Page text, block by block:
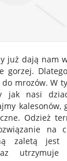
już dają nam
gorzej.
mrozów. W
jak nasi
kalesonów,
Odzież
na
zaletą jest
utrzymuje